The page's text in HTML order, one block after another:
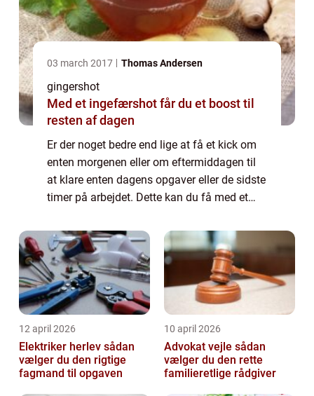
03 march 2017 Thomas Andersen
gingershot
Med et ingefærshot får du et boost til
resten af dagen
Er der noget bedre end lige at få et kick om
enten morgenen eller om eftermiddagen til
at klare enten dagens opgaver eller de sidste
timer på arbejdet. Dette kan du få med et
Ingefær, eller ginger, og de virkni...
12 april 2026
Elektriker herlev sådan
vælger du den rigtige
fagmand til opgaven
10 april 2026
Advokat vejle sådan
vælger du den rette
familieretlige rådgiver